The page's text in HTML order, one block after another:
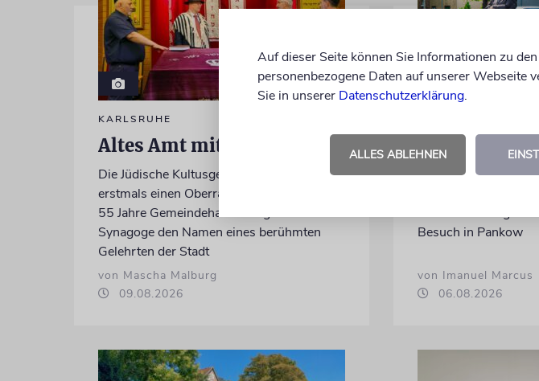
KARLSRUHE
Altes Amt mit Zukunft
Die Jüdische Kultusgemeinde ernannte
erstmals einen Oberrabbiner, erinnerte an
55 Jahre Gemeindehaus und gab ihrer
Synagoge den Namen eines berühmten
Gelehrten der Stadt
von Mascha Malburg
09.08.2026
Stil auf
Der Swing-Musiker
nur in der Garage zu
Besuch in Pankow
von Imanuel Marcus
06.08.2026
Auf dieser Seite können Sie Informationen zu
personenbezogene Daten auf unserer Webseite
Sie in unserer Datenschutzerklärung.
ALLES ABLEHNEN